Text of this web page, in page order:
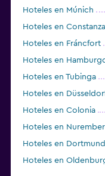
Hoteles en Múnich
Hoteles en Constanza
Hoteles en Fráncfort
Hoteles en
Hoteles en Tubinga
Hoteles en
Hoteles en Colonia
Hoteles en
Hoteles en Dortmund
Hoteles en